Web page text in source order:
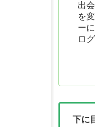
出
を
ー
ロ
下に